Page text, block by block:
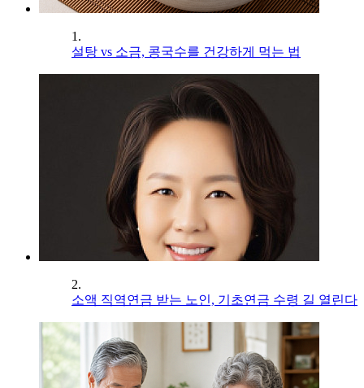
1.
설탕 vs 소금, 콩국수를 건강하게 먹는 법
2.
소액 직역연금 받는 노인, 기초연금 수령 길 열린다